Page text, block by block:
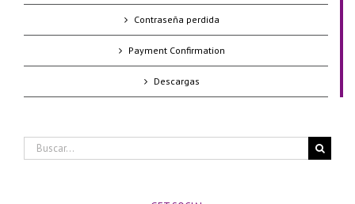
Contraseña perdida
Payment Confirmation
Descargas
Buscar: